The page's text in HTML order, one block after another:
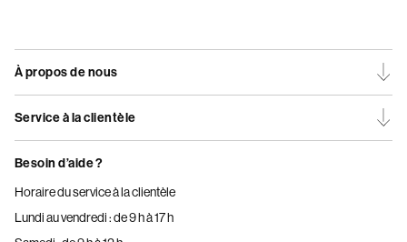
À propos de nous
Service à la clientèle
Besoin d’aide ?
Horaire du service à la clientèle
Lundi au vendredi : de 9 h à 17 h